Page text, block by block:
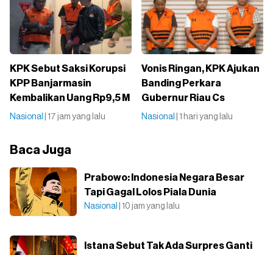
KPK Sebut Saksi Korupsi
KPP Banjarmasin
Kembalikan Uang Rp9,5 M
Nasional | 17 jam yang lalu
Vonis Ringan, KPK Ajukan
Banding Perkara
Gubernur Riau Cs
Nasional | 1 hari yang lalu
Baca Juga
Prabowo: Indonesia Negara Besar
Tapi Gagal Lolos Piala Dunia
Nasional | 10 jam yang lalu
Istana Sebut Tak Ada Surpres Ganti